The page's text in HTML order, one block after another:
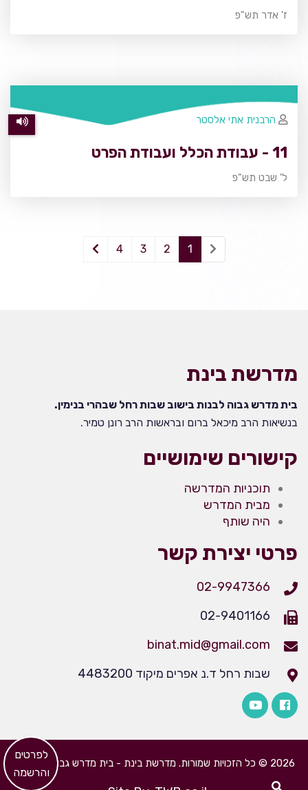
ז' אדר תש"פ
11 - עבודת הכלל ועבודת הפרט
ל' שבט תש"פ
הרבנית אתי אלסטר
1
2
3
4
מדרשת בינת
בית מדרש גבוה לבנות בישוב שבות רחל שבהרי בנימין.
בנשיאות הרב מיכאל ברום ובראשות הרב רונן טמיר.
קישורים שימושיים
תוכניות המדרשה
מבית המדרש
היה שותף
פרטי יצירת קשר
02-9947366
02-9401166
binat.mid@gmail.com
שבות רחל ד.נ אפרים מיקוד 4483200
2026 © כל הזכויות שמורות. מדרשת בינת - בית מדרש גבוה לבנות
​לפרטים
והרשמה